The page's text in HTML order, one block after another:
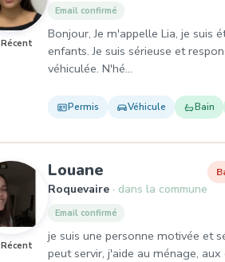
Récent
Email confirmé
Bonjour, Je m'appelle Lia, je suis
enfants. Je suis sérieuse et
véhiculée. N'hé…
Permis Véhicule Bain
Récent
Louane , Baby-sitter à
Roquevaire dans la commune
Email confirmé
je suis une personne motivée et
peut servir, j'aide au ménage,